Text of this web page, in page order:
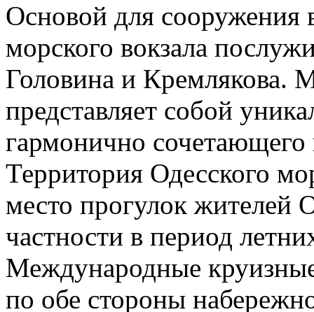
Основой для сооружения
морского вокзала
Головина и Кремлякова.
представляет собой
гармонично сочетающего
Территория Одесского
место прогулок жителей
частности в период
Международные
по обе стороны